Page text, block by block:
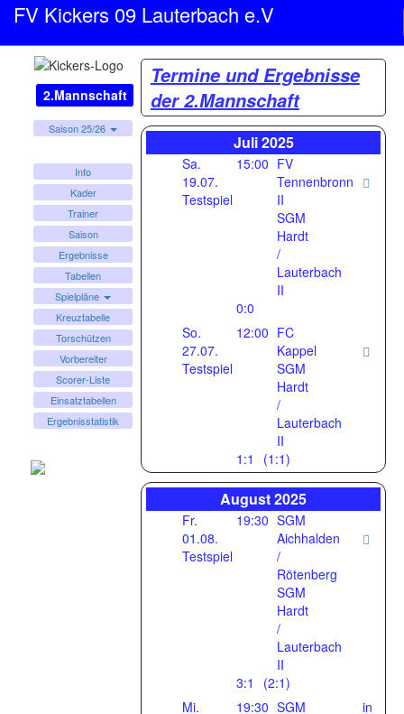
FV Kickers 09 Lauterbach e.V
2.Mannschaft
Saison 25/26
Info
Kader
Trainer
Saison
Ergebnisse
Tabellen
Spielpläne
Kreuztabelle
Torschützen
Vorbereiter
Scorer-Liste
Einsatztabellen
Ergebnisstatistik
Termine und Ergebnisse
der 2.Mannschaft
Juli 2025
Sa.
19.07.
Testspiel
15:00 FV
Tennenbronn
II
SGM
Hardt
/
Lauterbach
II
0:0
So.
27.07.
Testspiel
12:00 FC
Kappel
SGM
Hardt
/
Lauterbach
II
1:1
(1:1)
August 2025
Fr.
01.08.
Testspiel
19:30 SGM
Aichhalden
/
Rötenberg
SGM
Hardt
/
Lauterbach
II
3:1
(2:1)
Mi.
19:30 SGM
in